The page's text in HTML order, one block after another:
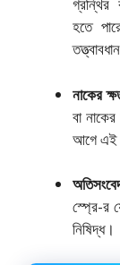
হতে
নাকের
বা
আগে এই
স্প্রে-র
নিষিদ্ধ।